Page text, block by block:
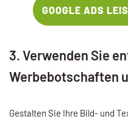
GOOGLE ADS
3. Verwenden Sie
Werbebotschaften
Gestalten Sie Ihre Bild- und